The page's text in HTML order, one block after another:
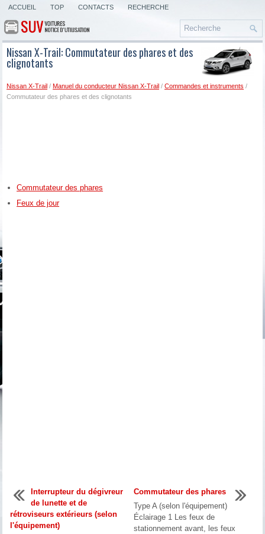
ACCUEIL TOP CONTACTS RECHERCHE
Nissan X-Trail: Commutateur des phares et des
clignotants
Nissan X-Trail /Manuel du conducteur Nissan X-Trail /Commandes et instruments /
Commutateur des phares et des clignotants
Commutateur des phares
Feux de jour
Interrupteur du dégivreur
de lunette et de
rétroviseurs extérieurs (selon
l'équipement)
Commutateur des phares
Type A (selon l'équipement)
Éclairage 1 Les feux de
stationnement avant, les feux